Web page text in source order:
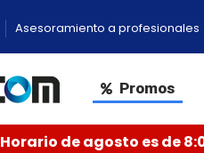
Asesoramiento a profesionales
Promos
Horario de agosto es de